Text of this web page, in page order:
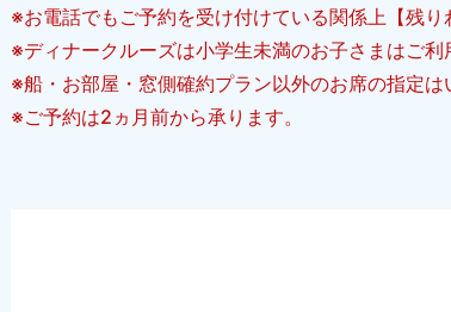
※お電話でもご予約を受け付けている関係上【残
※ディナークルーズは小学生未満のお子さまはご利
※船・お部屋・窓側確約プラン以外のお席の指定は
※ご予約は2ヵ月前から承ります。